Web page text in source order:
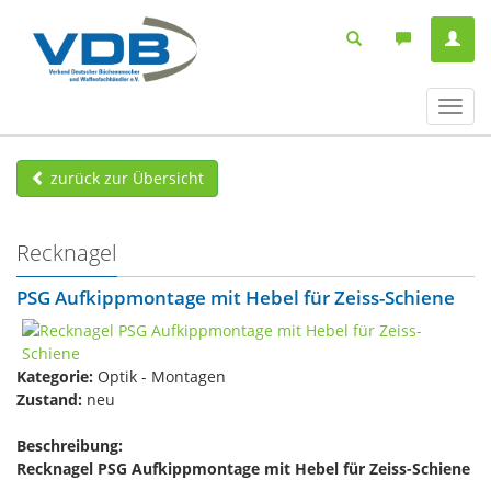
ein-/
zurück zur Übersicht
Recknagel
PSG Aufkippmontage mit Hebel für Zeiss-Schiene
Kategorie: Optik - Montagen
Zustand: neu
Beschreibung:
Recknagel PSG Aufkippmontage mit Hebel für Zeiss-Schiene